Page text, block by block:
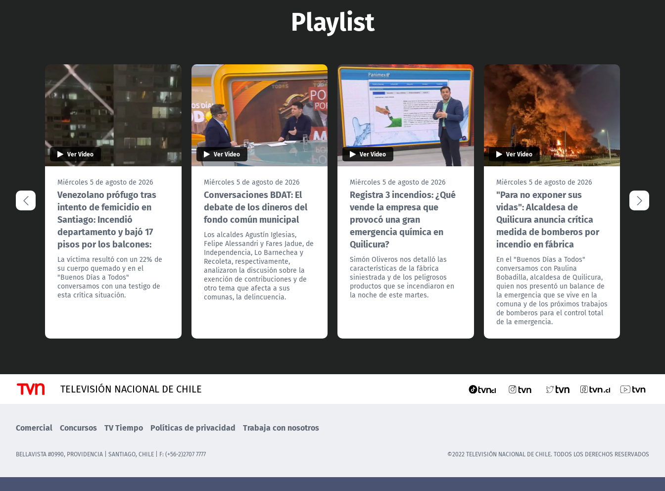
Playlist
Ver Video
Miércoles 5 de agosto de 2026
Venezolano prófugo tras
intento de femicidio en
Santiago: Incendió
departamento y bajó 17
pisos por los balcones:
La víctima resultó con un 22% de
su cuerpo quemado y en el
"Buenos Días a Todos"
conversamos con una testigo de
esta crítica situación.
Ver Video
Miércoles 5 de agosto de 2026
Conversaciones BDAT: El
debate de los dineros del
fondo común municipal
Los alcaldes Agustín Iglesias,
Felipe Alessandri y Fares Jadue, de
Independencia, Lo Barnechea y
Recoleta, respectivamente,
analizaron la discusión sobre la
exención de contribuciones y de
otro tema que afecta a sus
comunas, la delincuencia.
Ver Video
Miércoles 5 de agosto de 2026
Registra 3 incendios: ¿Qué
vende la empresa que
provocó una gran
emergencia química en
Quilicura?
Simón Oliveros nos detalló las
características de la fábrica
siniestrada y de los peligrosos
productos que se incendiaron en
la noche de este martes.
Ver Video
Miércoles 5 de agosto de 2026
"Para no exponer sus
vidas": Alcaldesa de
Quilicura anuncia crítica
medida de bomberos por
incendio en fábrica
En el "Buenos Días a Todos"
conversamos con Paulina
Bobadilla, alcaldesa de Quilicura,
quien nos presentó un balance de
la emergencia que se vive en la
comuna y de los próximos trabajos
de bomberos para el control total
de la emergencia.
TELEVISIÓN NACIONAL DE CHILE
Comercial Concursos TV Tiempo Políticas de privacidad Trabaja con nosotros
BELLAVISTA #0990, PROVIDENCIA | SANTIAGO, CHILE | F: (+56-2)2707 7777 ©2022 TELEVISIÓN NACIONAL DE CHILE. TODOS LOS DERECHOS RESERVADOS